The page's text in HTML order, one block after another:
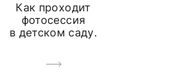
Как проходит
фотосессия
в детском саду.